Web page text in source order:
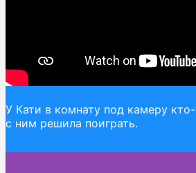
У Кати в комнату под камеру
с ним решила поиграть.